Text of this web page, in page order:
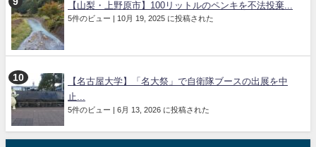
【山梨・上野原市】100リットルのペンキを不法投棄...
5件のビュー | 10月 19, 2025 に投稿された
【名古屋大学】「名大祭」で自衛隊ブースの出展を中
止...
5件のビュー | 6月 13, 2026 に投稿された